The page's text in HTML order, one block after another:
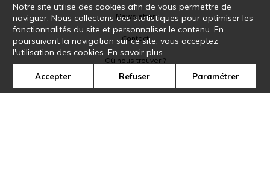
Newsletter
Contact
Où nous trouver ?
Notre site utilise des cookies afin de vous permettre de
naviguer. Nous collectons des statistiques pour optimiser les
fonctionnalités du site et personnaliser le contenu. En
poursuivant la navigation sur ce site, vous acceptez
l'utilisation des cookies.En savoir plus
Accepter Refuser Paramétrer